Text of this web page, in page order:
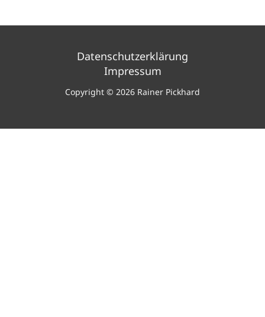
Datenschutzerklärung
Impressum
Copyright © 2026 Rainer Pickhard